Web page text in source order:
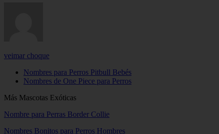
veimar choque
Nombres para Perros Pitbull Bebés
Nombres de One Piece para Perros
Más Mascotas Exóticas
Nombre para Perras Border Collie
Nombres Bonitos para Perros Hombres